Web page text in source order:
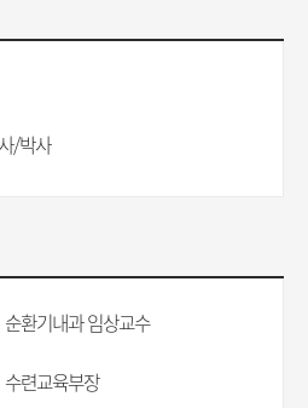
/박사
환기내과 임상교수
련교육부장